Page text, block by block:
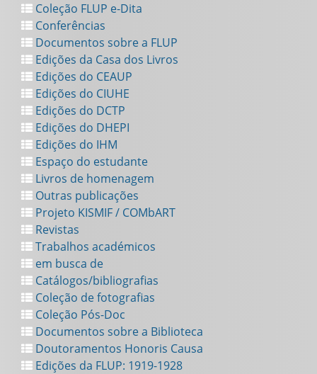
Coleção FLUP e-Dita
Conferências
Documentos sobre a FLUP
Edições da Casa dos Livros
Edições do CEAUP
Edições do CIUHE
Edições do DCTP
Edições do DHEPI
Edições do IHM
Espaço do estudante
Livros de homenagem
Outras publicações
Projeto KISMIF / COMbART
Revistas
Trabalhos académicos
em busca de
Catálogos/bibliografias
Coleção de fotografias
Coleção Pós-Doc
Documentos sobre a Biblioteca
Doutoramentos Honoris Causa
Edições da FLUP: 1919-1928